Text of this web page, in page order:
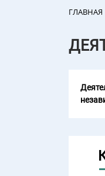
ГЛАВНАЯ